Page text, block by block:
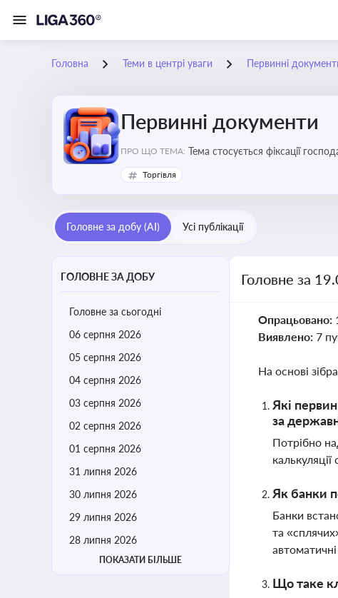
Головна Теми в центрі уваги Первинні
Первинні документи
ПРО ЩО ТЕМА: Тема стосується фіксації
Торгівля
Головне за добу (AI) Усі публікації
ГОЛОВНЕ ЗА ДОБУ
Головне за сьогодні
06 серпня 2026
05 серпня 2026
04 серпня 2026
03 серпня 2026
02 серпня 2026
01 серпня 2026
31 липня 2026
30 липня 2026
29 липня 2026
28 липня 2026
ПОКАЗАТИ БІЛЬШЕ
Головне за
Опрацьовано:
Виявлено: 7
На основі
Які
за
Потрібно
Як банки
Банки
та
Що таке